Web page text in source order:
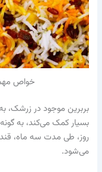
خواص
بربرین موجود در زرشک،
بسیار کمک می‌کند، به
روز، طی مدت سه ماه، قند
می‌شود.